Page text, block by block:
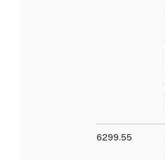
6299.55